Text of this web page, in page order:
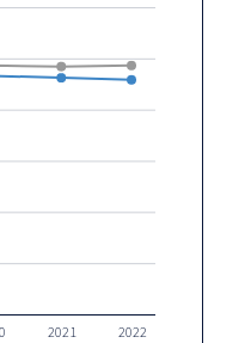
2021 2022